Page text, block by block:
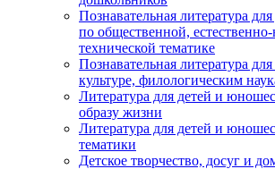
Познавательная литература
по общественной,
технической тематике
Познавательная литература
культуре, филологическим
Литература для детей и
образу жизни
Литература для детей и
тематики
Детское творчество, досуг и